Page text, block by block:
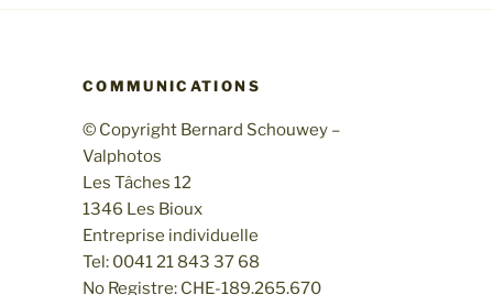
COMMUNICATIONS
© Copyright Bernard Schouwey –
Valphotos
Les Tâches 12
1346 Les Bioux
Entreprise individuelle
Tel: 0041 21 843 37 68
No Registre: CHE-189.265.670